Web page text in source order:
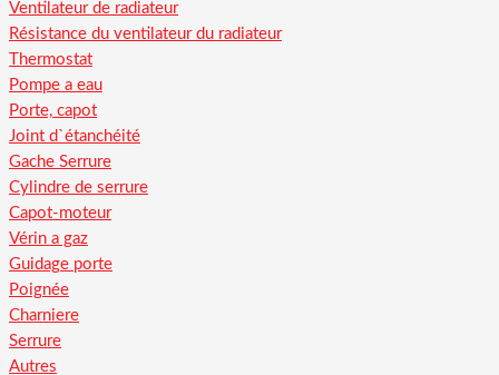
Ventilateur de radiateur
Résistance du ventilateur du radiateur
Thermostat
Pompe a eau
Porte, capot
Joint d`étanchéité
Gache Serrure
Cylindre de serrure
Capot-moteur
Vérin a gaz
Guidage porte
Poignée
Charniere
Serrure
Autres